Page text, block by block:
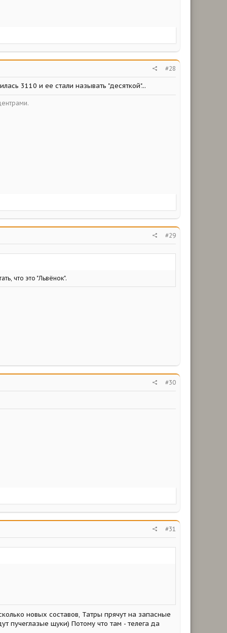
#28
3110 и ее стали называть "десяткой"...
#29
что это "Львёнок".
#30
#31
новых составов, Татры прячут на запасные
пучеглазые щуки) Потому что там - телега да